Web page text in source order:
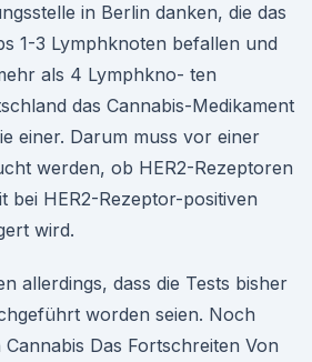
in Berlin danken, die das
1-3 Lymphknoten befallen und
als 4 Lymphkno- ten
das Cannabis-Medikament
einer. Darum muss vor einer
werden, ob HER2-Rezeptoren
bei HER2-Rezeptor-positiven
wird.
allerdings, dass die Tests bisher
worden seien. Noch
Das Fortschreiten Von